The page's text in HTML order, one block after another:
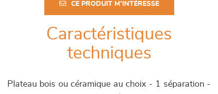
CE PRODUIT M'INTÉRESSE
Caractéristiques
techniques
Plateau bois ou céramique au choix - 1 séparation -